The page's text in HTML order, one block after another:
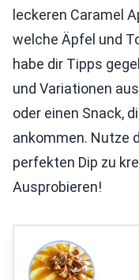
leckeren Caramel
welche Äpfel und
habe dir Tipps
und Variationen
oder einen Snack,
ankommen. Nutze
perfekten Dip zu
Ausprobieren!